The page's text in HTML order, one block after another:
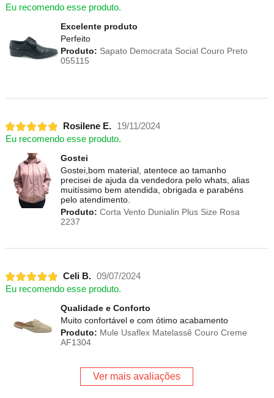
Eu recomendo esse produto.
Excelente produto
Perfeito
Produto: Sapato Democrata Social Couro Preto
055115
Rosilene E.
19/11/2024
Eu recomendo esse produto.
Gostei
Gostei,bom material, atentece ao tamanho
precisei de ajuda da vendedora pelo whats, alias
muitíssimo bem atendida, obrigada e parabéns
pelo atendimento.
Produto: Corta Vento Dunialin Plus Size Rosa
2237
Celi B. 09/07/2024
Eu recomendo esse produto.
Qualidade e Conforto
Muito confortável e com ótimo acabamento
Produto: Mule Usaflex Matelassê Couro Creme
AF1304
Ver mais avaliações